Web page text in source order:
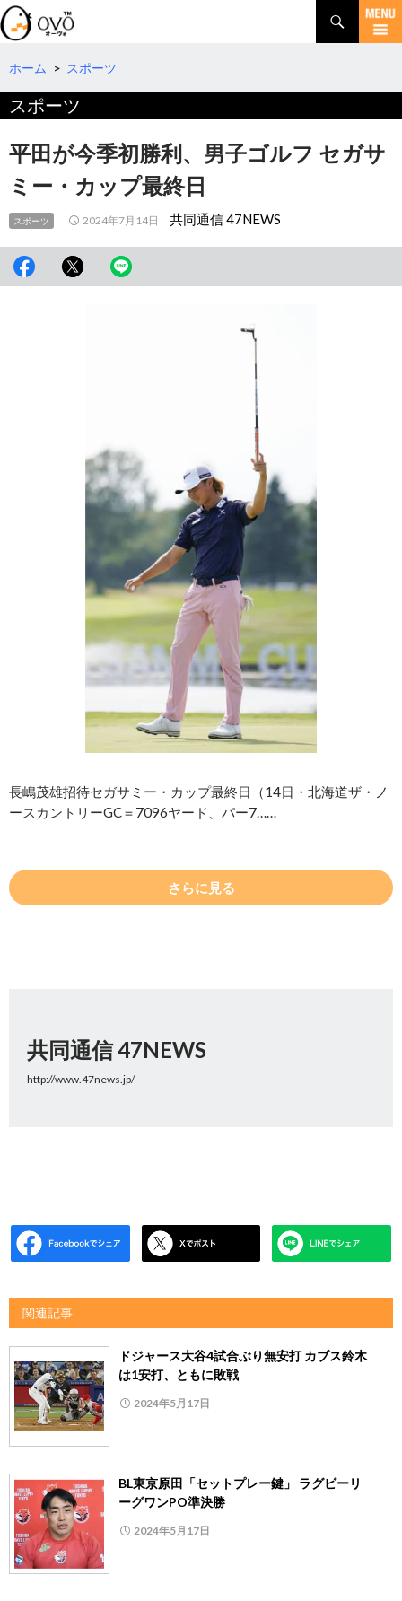
検
索
コ
テ
へ
移
ホーム > スポーツ
スポーツ
平田が今季初勝利、男子ゴルフ セガサ
ミー・カップ最終日
スポーツ 2024年7月14日 共同通信 47NEWS
長嶋茂雄招待セガサミー・カップ最終日（14日・北海道ザ・ノ
ースカントリーGC＝7096ヤード、パー7……
さらに見る
共同通信 47NEWS
http://www.47news.jp/
関連記事
ドジャース大谷4試合ぶり無安打 カブス鈴木
は1安打、ともに敗戦
2024年5月17日
BL東京原田「セットプレー鍵」 ラグビーリ
ーグワンPO準決勝
2024年5月17日